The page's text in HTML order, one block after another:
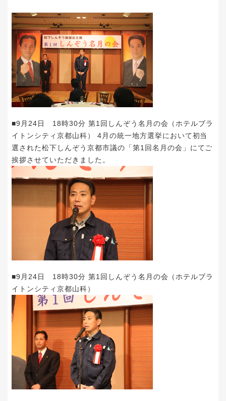
■9月24日 18時30分 第1回しんぞう名月の会（ホテルブラ
イトンシティ京都山科） 4月の統一地方選挙において初当
選された松下しんぞう京都市議の「第1回名月の会」にてご
挨拶させていただきました。
■9月24日 18時30分 第1回しんぞう名月の会（ホテルブラ
イトンシティ京都山科）